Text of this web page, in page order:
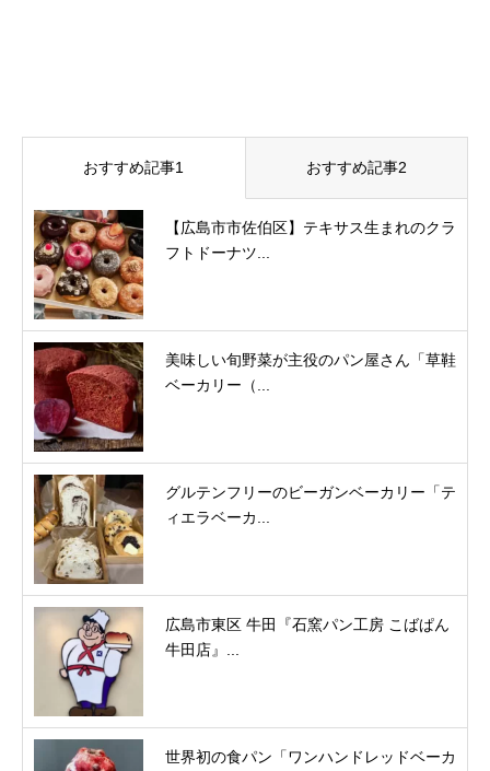
おすすめ記事1 おすすめ記事2
【広島市市佐伯区】テキサス生まれのクラ
フトドーナツ...
美味しい旬野菜が主役のパン屋さん「草鞋
ベーカリー（...
グルテンフリーのビーガンベーカリー「テ
ィエラベーカ...
広島市東区 牛田『石窯パン工房 こばぱん
牛田店』...
世界初の食パン「ワンハンドレッドベーカ